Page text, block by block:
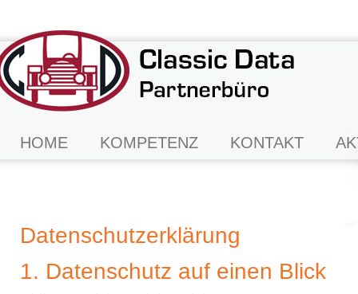
HOME KOMPETENZ KONTAKT
Datenschutzerklärung
1. Datenschutz auf einen Blick